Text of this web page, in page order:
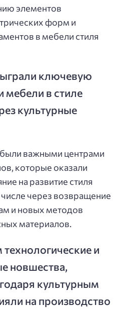
элементов
форм и
в мебели стиля
ключевую
мебели в стиле
культурные
важными центрами
которые оказали
на развитие стиля
через возвращение
и новых методов
материалов.
и
новшества,
культурным
на производство